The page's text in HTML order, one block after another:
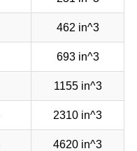
462 in^3
693 in^3
1155 in^3
2310 in^3
4620 in^3